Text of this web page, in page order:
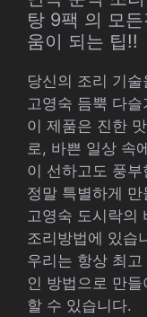
탕 9팩 의 모
움이 되는 팁!!
당신의 조리 기
고영숙 듬뿍 다
이 제품은 진한
로, 바쁜 일상 속
이 선하고도 풍
정말 특별하게
고영숙 도시락의
조리방법에 있습
우리는 항상 최
인 방법으로 만
할 수 있습니다.